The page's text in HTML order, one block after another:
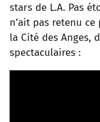
stars de L.A. Pas
n’ait pas retenu
la Cité des Anges,
spectaculaires :